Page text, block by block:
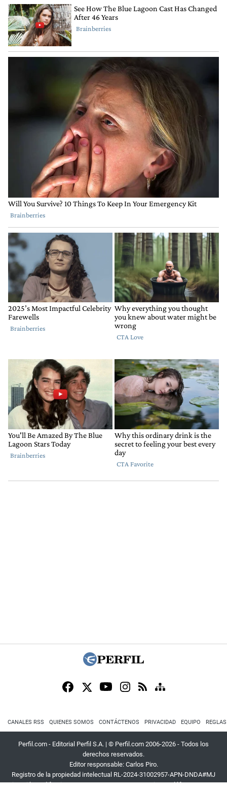
CANALES RSS QUIENES SOMOS CONTÁCTENOS PRIVACIDAD EQUIPO
Perfil.com - Editorial Perfil S.A. | © Perfil.com 2006-2026 - Todos los
derechos reservados.
Editor responsable: Carlos Piro.
Registro de la propiedad intelectual RL-2024-31002957-APN-DNDA#MJ
Dirección:California 2715,C1289ABI,CABA, Argentina| Teléfono:+54 9 11